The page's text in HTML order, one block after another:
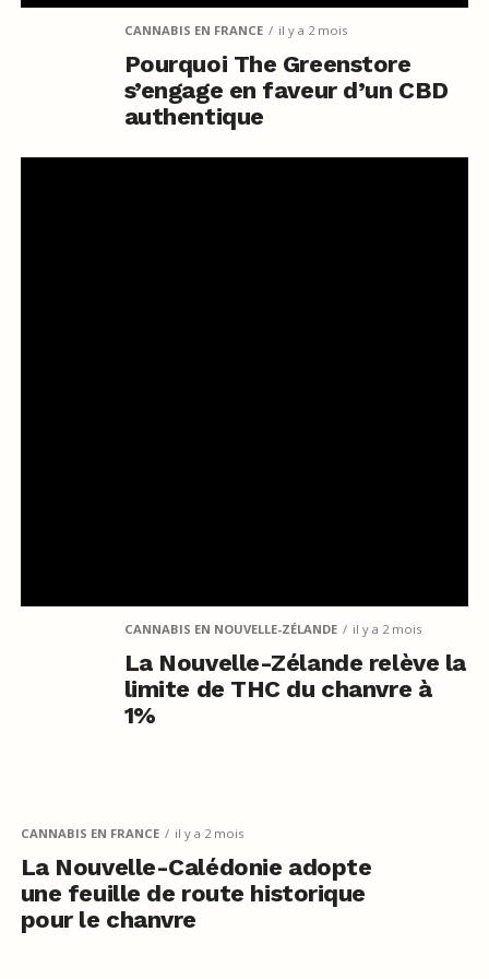
CANNABIS EN FRANCE il y a 2 mois
Pourquoi The Greenstore
s’engage en faveur d’un CBD
authentique
CANNABIS EN NOUVELLE-ZÉLANDE il y a 2 mois
La Nouvelle-Zélande relève la
limite de THC du chanvre à
1%
CANNABIS EN FRANCE il y a 2 mois
La Nouvelle-Calédonie adopte
une feuille de route historique
pour le chanvre